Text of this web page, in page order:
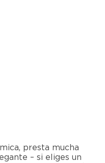
presta mucha
– si eliges un